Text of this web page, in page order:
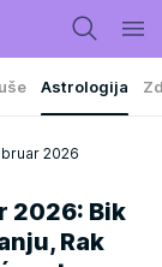
Astrologija
2026
2026: Bik
Rak